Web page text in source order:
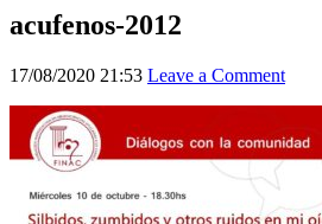
acufenos-2012
17/08/2020 21:53 Leave a Comment